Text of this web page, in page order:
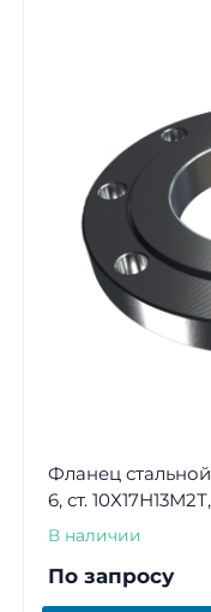
Фланец
6, ст.
В наличии
По запросу